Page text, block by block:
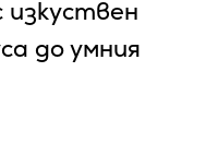
до умния